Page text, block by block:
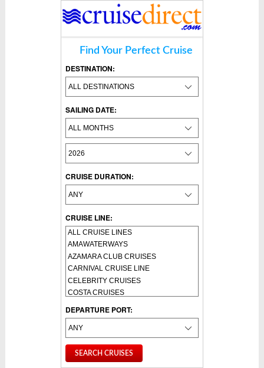
Find Your Perfect Cruise
DESTINATION:
SAILING DATE:
CRUISE DURATION:
CRUISE LINE:
DEPARTURE PORT: